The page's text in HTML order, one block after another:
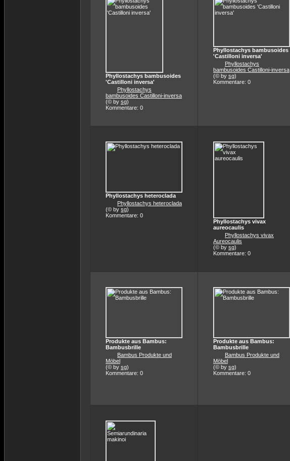
Phyllostachys bambusoides
'Castilloni inversa'
Phyllostachys
bambusoides Castilloni-inversa
(© by sg)
Kommentare: 0
Phyllostachys bambusoides
'Castilloni inversa'
Phyllostachys
bambusoides Castilloni-inversa
(© by sg)
Kommentare: 0
Phyllostachys heteroclada
Phyllostachys heteroclada
(© by sg)
Kommentare: 0
Phyllostachys vivax
aureocaulis
Phyllostachys vivax
Aureocaulis
(© by sg)
Kommentare: 0
Produkte aus Bambus:
Bambusbrille
Bambus Produkte und
Möbel
(© by sg)
Kommentare: 0
Produkte aus Bambus:
Bambusbrille
Bambus Produkte und
Möbel
(© by sg)
Kommentare: 0